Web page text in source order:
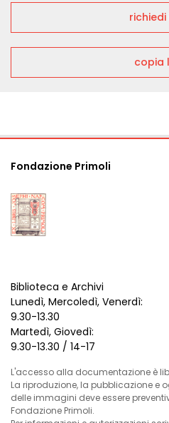
copia
Fondazione Primoli
Biblioteca e Archivi
Lunedì, Mercoledì, Venerdì:
9.30-13.30
Martedì, Giovedì:
9.30-13.30 / 14-17
L'accesso alla documentazione è
La riproduzione, la pubblicazione e
delle immagini deve essere
Fondazione Primoli.